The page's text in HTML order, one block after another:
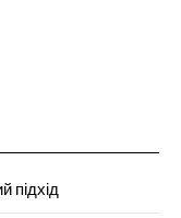
підхід